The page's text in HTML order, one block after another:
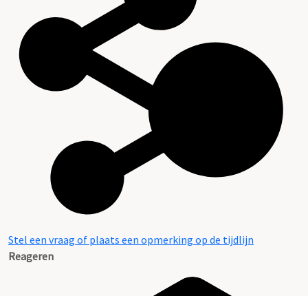
Stel een vraag of plaats een opmerking op de tijdlijn
Reageren